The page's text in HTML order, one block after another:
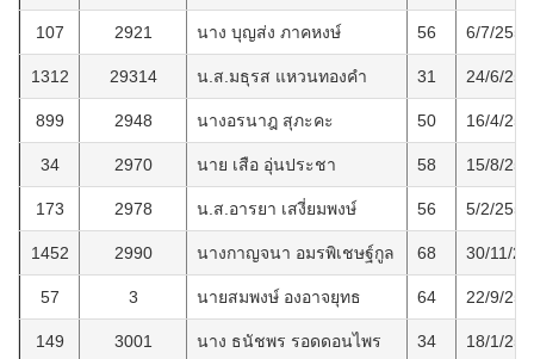
107 2921 นาง บุญส่ง ภาคหงษ์ 56 6/7/2552
1312 29314 น.ส.มธุรส แหวนทองคำ 31 24/6/
899 2948 นางอรนาฎ สุภะคะ 50 16/4/
34 2970 นาย เสือ อุ่นประชา 58 15/8/
173 2978 น.ส.อารยา เสงี่ยมพงษ์ 56 5/2/2555
1452 2990 นางกาญจนา อมรพิเชษฐ์กูล 68 30/11/
57 3 นายสมพงษ์ องอาจยุทธ 64 22/9/
149 3001 นาง ธนัชพร รอดดอนไพร 34 18/1/